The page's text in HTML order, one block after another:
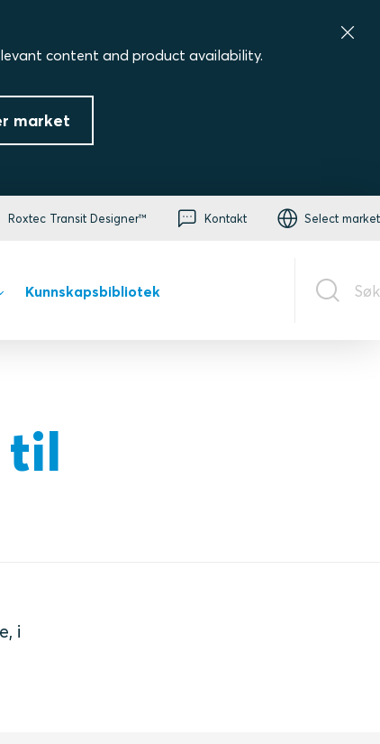
content and product availability.
market
Roxtec Transit Designer™ Kontakt Select market
Kunnskapsbibliotek Søk
til
i